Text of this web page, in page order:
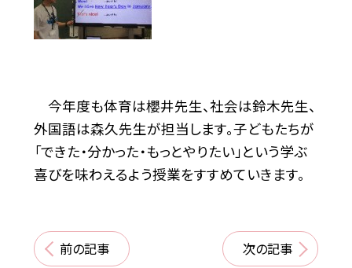
今年度も体育は櫻井先生、社会は鈴木先生、
外国語は森久先生が担当します。子どもたちが
「できた・分かった・もっとやりたい」という学ぶ
喜びを味わえるよう授業をすすめていきます。
前の記事 次の記事